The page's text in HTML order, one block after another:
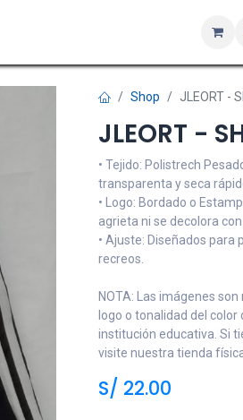
Sobre
Shop JLEORT -
JLEORT -
• Tejido: Polistrech
transparenta y seca
• Logo: Bordado o
agrieta ni se decolora con
• Ajuste: Diseñados
recreos.
NOTA: Las imágenes
logo o tonalidad del
institución educativa. Si
visite nuestra tienda
S/ 22.00